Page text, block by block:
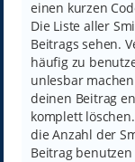
einen kurzen
Die Liste aller
Beitrags sehen.
häufig zu
unlesbar
deinen Beitrag
komplett
die Anzahl der
Beitrag benutzen